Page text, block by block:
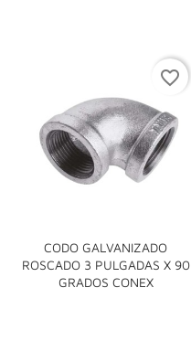
CODO GALVANIZADO
ROSCADO 3 PULGADAS X 90
GRADOS CONEX
favorite_border